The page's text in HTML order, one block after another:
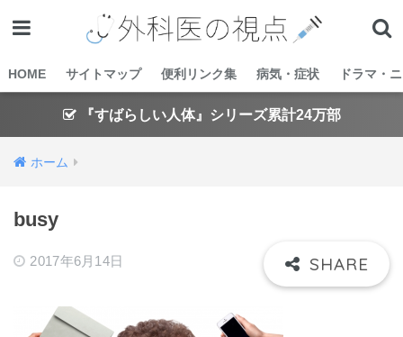
HOME サイトマップ 便利リンク集 病気・症状 ドラマ・
『すばらしい人体』シリーズ累計24万部
ホーム
busy
2017年6月14日